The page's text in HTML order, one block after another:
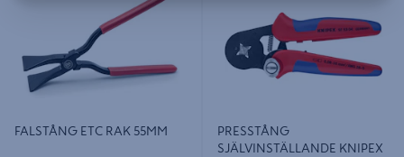
FALSTÅNG ETC RAK 55MM
PRESSTÅNG
SJÄLVINSTÄLLANDE KNIPEX